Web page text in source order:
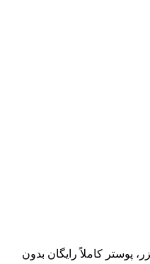
پوستر کاملاً رایگان بدون